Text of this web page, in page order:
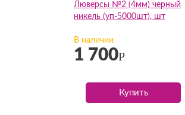
Люверсы №2 (4мм) черный
никель (уп-5000шт), шт
В наличии
1 700Р
Купить